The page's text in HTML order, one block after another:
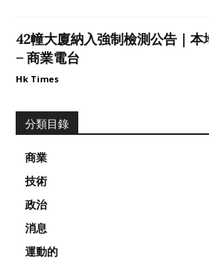
42幢大廈納入強制檢測公告｜
– 商業電台
Hk Times
分類目錄
商業
技術
政治
消息
運動的